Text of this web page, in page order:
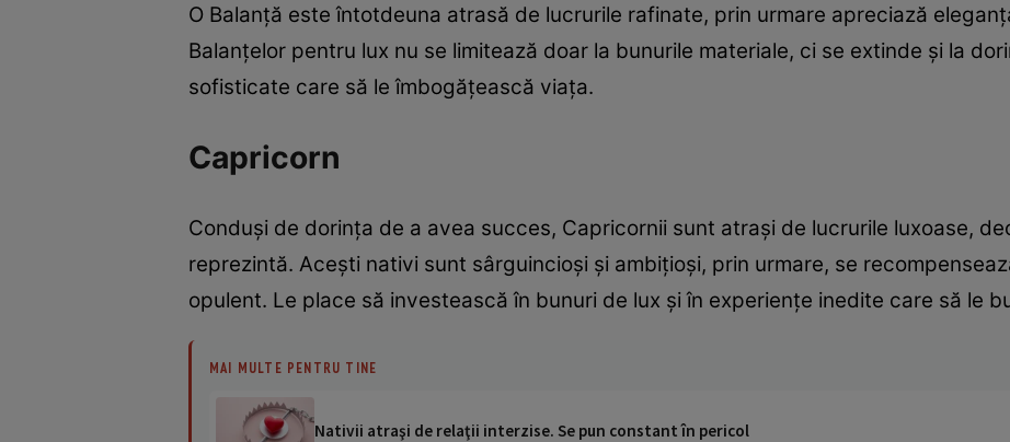
O Balanță este întotdeuna atrasă de lucrurile rafinate, prin urmare apreciază
Balanțelor pentru lux nu se limitează doar la bunurile materiale, ci se extinde și la
sofisticate care să le îmbogățească viața.
Capricorn
Conduși de dorința de a avea succes, Capricornii sunt atrași de lucrurile luxoase,
reprezintă. Acești nativi sunt sârguincioși și ambițioși, prin urmare, se
opulent. Le place să investească în bunuri de lux și în experiențe inedite care să le
MAI MULTE PENTRU TINE
Nativii atraşi de relaţii interzise. Se pun constant în pericol